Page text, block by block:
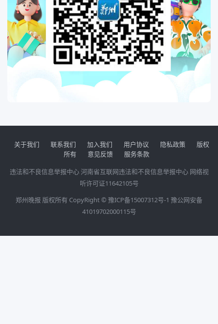
关于我们 联系我们 加入我们 用户协议 隐私政策
版权
所有
意见反馈
服务条款
违法和不良信息举报中心河南省互联网违法和不良信息举报中心 网络视
听许可证11642105号
郑州晚报 版权所有 CopyRight © 豫ICP备15007312号-1 豫公网安备
41019702000115号